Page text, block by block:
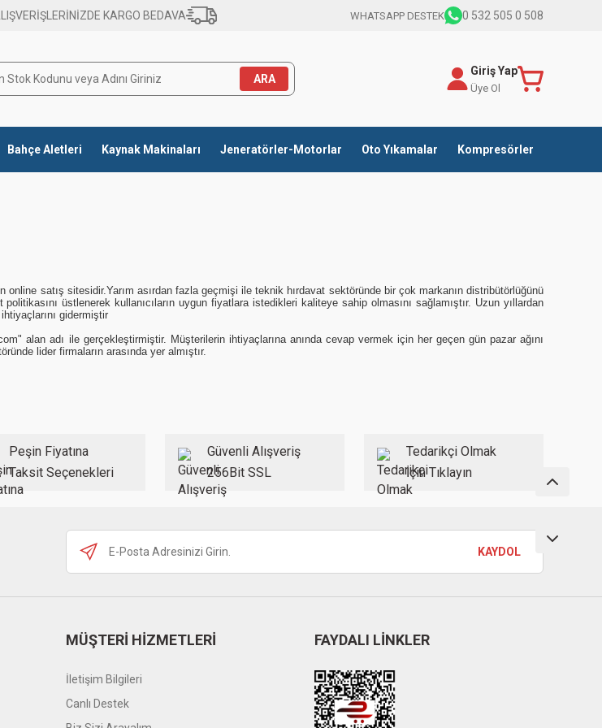
KARGO BEDAVA WHATSAPP DESTEK 0 532 505 0 508
ARA
Giriş Yap
Üye Ol
Bahçe Aletleri Kaynak Makinaları Jeneratörler-Motorlar Oto Yıkamalar Kompresörler
online satış sitesidir.Yarım asırdan fazla geçmişiile teknik hırdavat sektöründe bir çok markanın distribütörlüğünü
üstlenerek kullanıcıların uygun fiyatlara istedikleri kaliteye sahip olmasını sağlamıştır. Uzun yıllardan
gidermiştir
alan adı ile gerçekleştirmiştir. Müşterilerin ihtiyaçlarına anında cevap vermek için her geçen gün pazar ağını
lider firmaların arasında yer almıştır.
Peşin Fiyatına
Taksit Seçenekleri
Güvenli Alışveriş
256Bit SSL
Tedarikçi Olmak
İçin Tıklayın
KAYDOL
MÜŞTERİ HİZMETLERİ
İletişim Bilgileri
Canlı Destek
FAYDALI LİNKLER